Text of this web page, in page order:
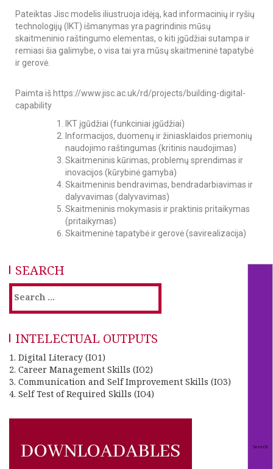
Pateiktas Jisc modelis iliustruoja idėją, kad informacinių ir ryšių
technologijų (IKT) išmanymas yra pagrindinis mūsų
skaitmeninio raštingumo elementas, o kiti įgūdžiai sutampa ir
remiasi šia galimybe, o visa tai yra mūsų skaitmeninė tapatybė
ir gerovė.
Paimta iš https://www.jisc.ac.uk/rd/projects/building-digital-
capability
IKT įgūdžiai (funkciniai įgūdžiai)
Informacijos, duomenų ir žiniasklaidos priemonių
naudojimo raštingumas (kritinis naudojimas)
Skaitmeninis kūrimas, problemų sprendimas ir
inovacijos (kūrybinė gamyba)
Skaitmeninis bendravimas, bendradarbiavimas ir
dalyvavimas (dalyvavimas)
Skaitmeninis mokymasis ir praktinis pritaikymas
(pritaikymas)
Skaitmeninė tapatybė ir gerovė (savirealizacija)
SEARCH
INTELECTUAL OUTPUTS
1. Digital Literacy (IO1)
2. Career Management Skills (IO2)
3. Communication and Self Improvement Skills (IO3)
4. Self Test of Required Skills (IO4)